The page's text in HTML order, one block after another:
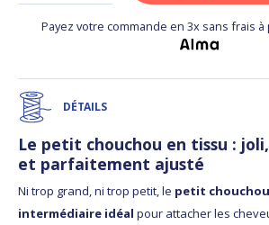
Payez votre commande en 3x sans frais à
DÉTAILS
Le petit chouchou en tissu :
et parfaitement ajusté
Ni trop grand, ni trop petit, le petit chouchou
intermédiaire idéal pour attacher les